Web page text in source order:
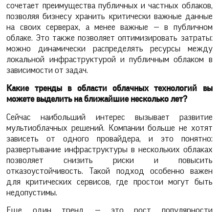
сочетает преимущества публичных и частных облаков,
позволяя бизнесу хранить критически важные данные
на своих серверах, а менее важные — в публичном
облаке. Это также позволяет оптимизировать затраты:
можно динамически распределять ресурсы между
локальной инфраструктурой и публичным облаком в
зависимости от задач.
Какие тренды в области облачных технологий вы
можете выделить на ближайшие несколько лет?
Сейчас наибольший интерес вызывает развитие
мультиоблачных решений. Компании больше не хотят
зависеть от одного провайдера, и это понятно:
развертывание инфраструктуры в нескольких облаках
позволяет снизить риски и повысить
отказоустойчивость. Такой подход особенно важен
для критических сервисов, где простои могут быть
недопустимы.
Еще один тренд — это рост популярности